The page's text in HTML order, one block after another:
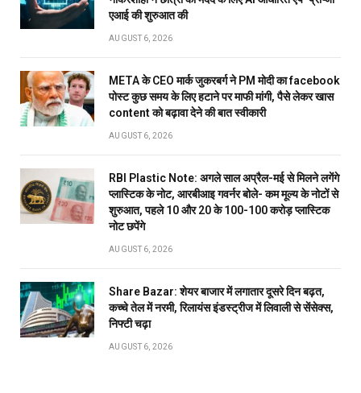
एआई की शुरुआत की
AUGUST 6, 2026
META के CEO मार्क जुकरबर्ग ने PM मोदी का facebook
पोस्ट कुछ समय के लिए हटाने पर माफी मांगी, पैसे लेकर खास
content को बढ़ावा देने की बात स्वीकारी
AUGUST 6, 2026
RBI Plastic Note: अगले साल अप्रैल-मई से मिलने लगेंगे
प्लास्टिक के नोट, आरबीआइ गवर्नर बोले- कम मूल्य के नोटों से
शुरुआत, पहले 10 और 20 के 100-100 करोड़ प्लास्टिक
नोट छपेंगे
AUGUST 6, 2026
Share Bazar: शेयर बाजार में लगातार दूसरे दिन बढ़त,
कच्चे तेल में नरमी, रिलायंस इंडस्ट्रीज में लिवाली से सेंसेक्स,
निफ्टी चढ़ा
AUGUST 6, 2026